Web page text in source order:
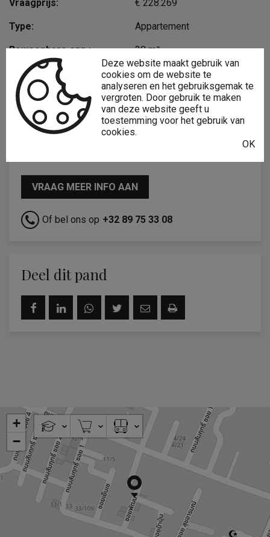
Vraagprijs: € 228.269
Type: Appartement
Bewoonbare opp.: 38 m²
Type constructie: Traditioneel
Bouwjaar: 2023
VRAAG MEER INFO AAN
Of bel ons op +32 89 75 33 08
Deel dit pand
+
−
Deze website maakt gebruik van
cookies om de website te
analyseren en het gebruiksgemak te
vergroten. Door gebruik te maken
van deze website geeft u
toestemming voor het gebruik van
cookies.
OK